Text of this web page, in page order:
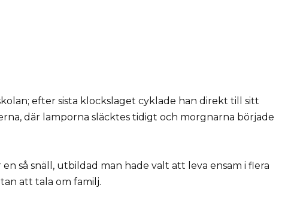
efter sista klockslaget cyklade han direkt till sitt
där lamporna släcktes tidigt och morgnarna började
så snäll, utbildad man hade valt att leva ensam i flera
att tala om familj.